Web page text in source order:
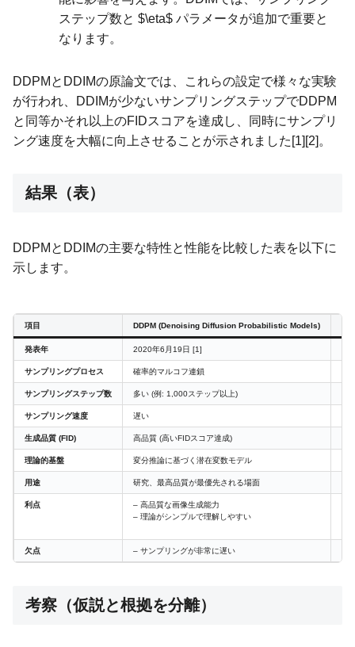
ステップ数と $\eta$ パラメータが追加で重要と
なります。
DDPMとDDIMの原論文では、これらの設定で様々な実験
が行われ、DDIMが少ないサンプリングステップでDDPM
と同等かそれ以上のFIDスコアを達成し、同時にサンプリ
ング速度を大幅に向上させることが示されました[1][2]。
結果（表）
DDPMとDDIMの主要な特性と性能を比較した表を以下に
示します。
項目 DDPM (Denoising Diffusion Probabilistic Models)
発表年 2020年6月19日 [1]
サンプリングプロセス 確率的マルコフ連鎖
サンプリングステップ数 多い (例: 1,000ステップ以上)
サンプリング速度 遅い
生成品質 (FID) 高品質 (高いFIDスコア達成)
理論的基盤 変分推論に基づく潜在変数モデル
用途 研究、最高品質が最優先される場面
利点
– 高品質な画像生成能力
– 理論がシンプルで理解しやすい
欠点 – サンプリングが非常に遅い
考察（仮説と根拠を分離）